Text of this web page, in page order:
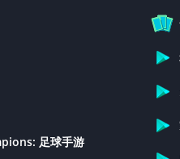
足球手游